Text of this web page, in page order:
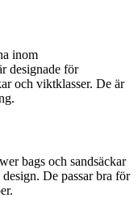
inom
designade för
och viktklasser. De är
bags och sandsäckar
De passar bra för